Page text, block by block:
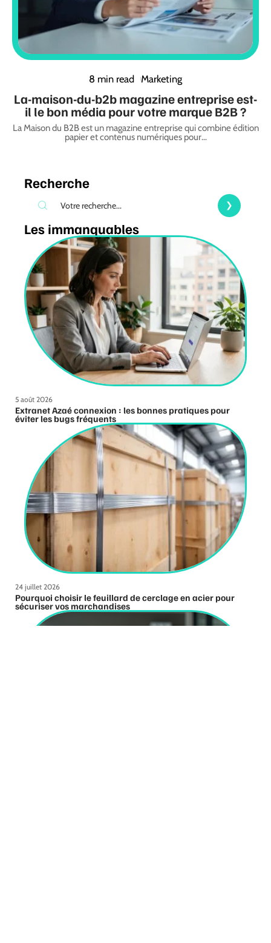
8 min read Marketing
La-maison-du-b2b magazine entreprise est-
il le bon média pour votre marque B2B ?
La Maison du B2B est un magazine entreprise qui combine édition
papier et contenus numériques pour…
Recherche
Les immanquables
5 août 2026
Extranet Azaé connexion : les bonnes pratiques pour
éviter les bugs fréquents
24 juillet 2026
Pourquoi choisir le feuillard de cerclage en acier pour
sécuriser vos marchandises